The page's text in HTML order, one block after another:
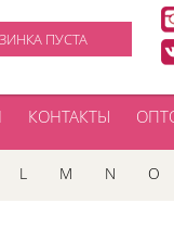
ПУСТА
КОНТАКТЫ
L M N O